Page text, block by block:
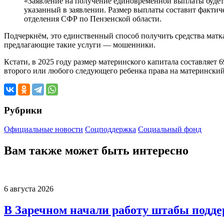
указанный в заявлении. Размер выплаты составит
отделения СФР по Пензенской области.
Подчеркнём, это единственный способ получить средства
предлагающие такие услуги — мошенники.
Кстати, в 2025 году размер материнского капитала
второго или любого следующего ребенка права на
Рубрики
Официальные новости Соцподдержка Социальный фонд
Вам также может быть интересно
6 августа 2026
В Заречном начали работу штабы